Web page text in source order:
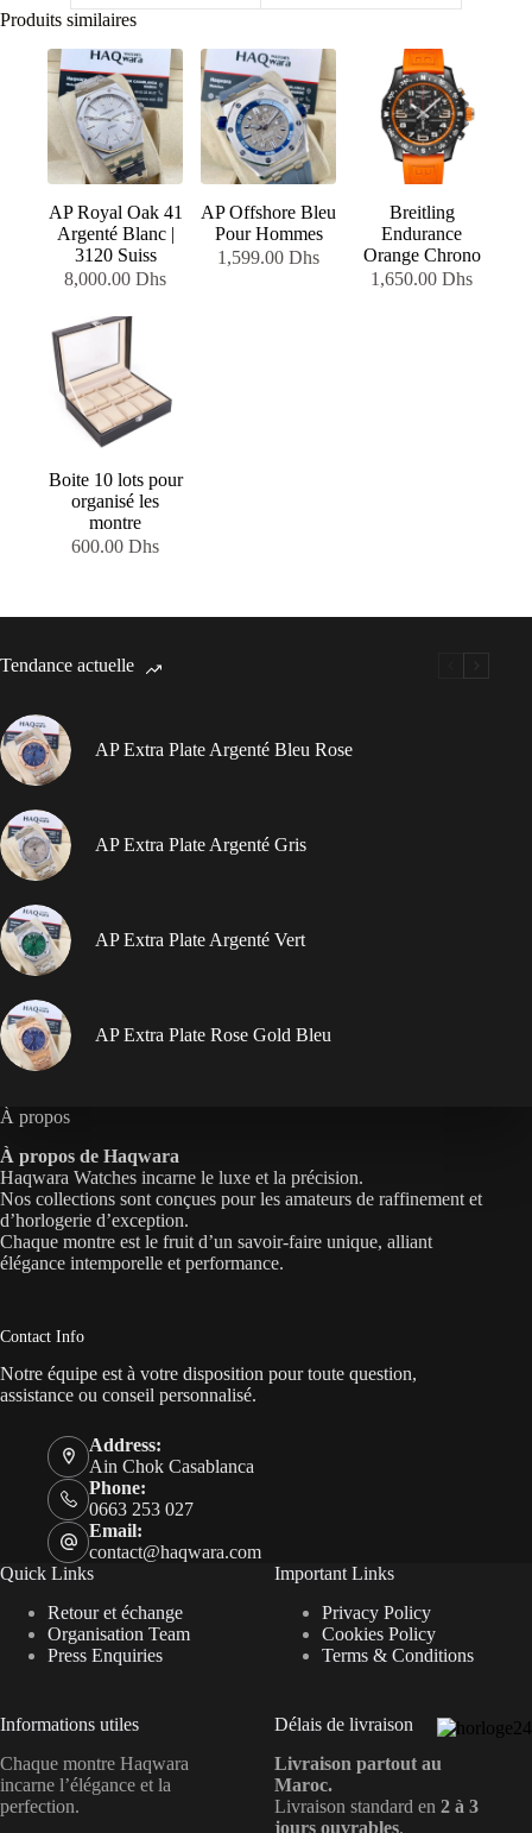
Produits similaires
AP Royal Oak 41
Argenté Blanc |
3120 Suiss
8,000.00Dhs
AP Offshore Bleu
Pour Hommes
1,599.00Dhs
Breitling
Endurance
Orange Chrono
1,650.00Dhs
Boite 10 lots pour
organisé les
montre
600.00Dhs
Tendance actuelle
AP Extra Plate Argenté Bleu Rose
AP Extra Plate Argenté Gris
AP Extra Plate Argenté Vert
AP Extra Plate Rose Gold Bleu
À propos
À propos de Haqwara
Haqwara Watches incarne le luxe et la précision.
Nos collections sont conçues pour les amateurs de raffinement et
d’horlogerie d’exception.
Chaque montre est le fruit d’un savoir-faire unique, alliant
élégance intemporelle et performance.
Contact Info
Notre équipe est à votre disposition pour toute question,
assistance ou conseil personnalisé.
Address:
Ain Chok Casablanca
Phone:
0663 253 027
Email:
contact@haqwara.com
Quick Links
Retour et échange
Organisation Team
Press Enquiries
Informations utiles
Chaque montre Haqwara
incarne l’élégance et la
perfection.
Important Links
Privacy Policy
Cookies Policy
Terms & Conditions
Délais de livraison
Livraison partout au
Maroc.
Livraison standard en2 à 3
jours ouvrables.